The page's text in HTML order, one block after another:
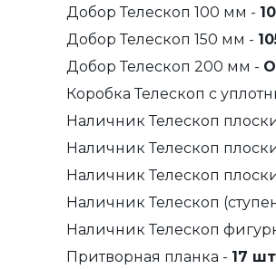
Добор Телескоп 100 мм -
Добор Телескоп 150 мм -
Добор Телескоп 200 мм -
Коробка Телескоп с
Наличник Телескоп
Наличник Телескоп
Наличник Телескоп
Наличник Телескоп
Наличник Телескоп
Притворная планка - 17